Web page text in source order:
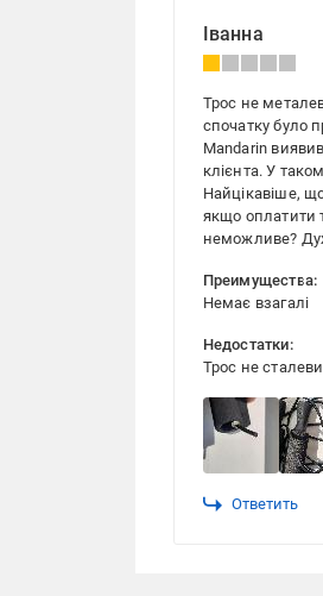
Іванна
Трос не
спочатку було
Mandarin
клієнта. У
Найцікавіше,
якщо оплатити
неможливе?
Преимущества:
Немає взагалі
Недостатки:
Трос не
Ответить